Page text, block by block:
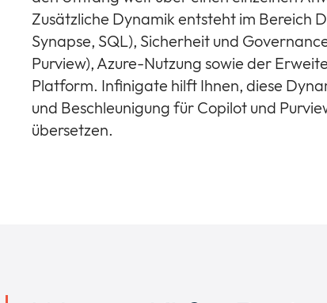
Zusätzliche Dynamik entsteht im Bereich
Synapse, SQL), Sicherheit und
Purview), Azure-Nutzung sowie der
Platform. Infinigate hilft Ihnen, diese
und Beschleunigung für Copilot und
übersetzen.